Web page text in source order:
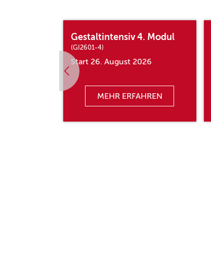
Gestaltintensiv 4. Modul
(GI2601-4)
Start 26. August 2026
MEHR ERFAHREN